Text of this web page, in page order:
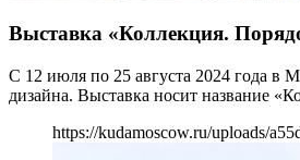
Выставка «Коллекция.
С 12 июля по 25 августа 2024 года в
дизайна. Выставка носит название
https://kudamoscow.ru/uploads/